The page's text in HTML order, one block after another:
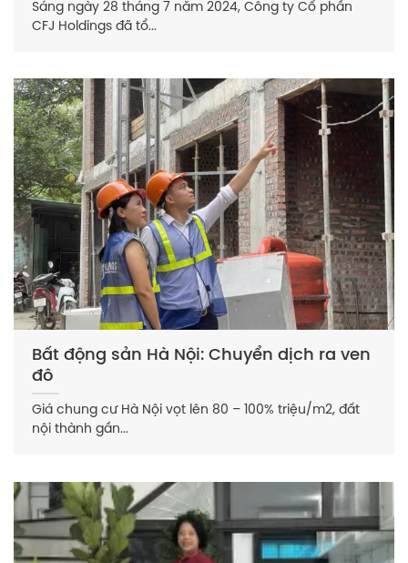
Sáng ngày 28 tháng 7 năm 2024, Công ty Cổ phần
CFJ Holdings đã tổ...
Bất động sản Hà Nội: Chuyển dịch ra ven
đô
Giá chung cư Hà Nội vọt lên 80 – 100% triệu/m2, đất
nội thành gần...